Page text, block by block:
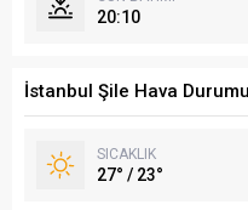
20:10
İstanbul Şile Hava
SICAKLIK
27° / 23°